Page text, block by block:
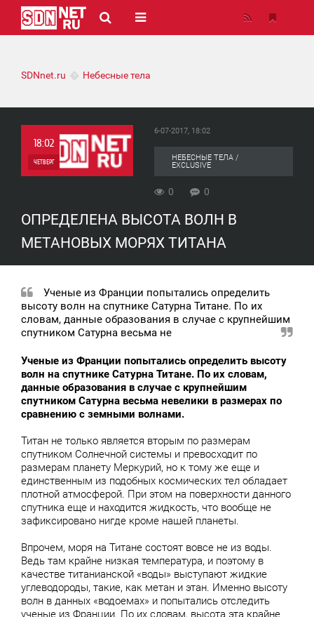
SDNnet.ru Небесные тела
18:02
ЧЕТВЕРГ
0
6-07-2017, 18:02
НЕБЕСНЫЕ ТЕЛА /
EXCLUSIVE
0 0
ОПРЕДЕЛЕНА ВЫСОТА ВОЛН В
МЕТАНОВЫХ МОРЯХ ТИТАНА
Ученые из Франции попытались определить
высоту волн на спутнике Сатурна Титане. По их
словам, данные образования в случае с крупнейшим
спутником Сатурна весьма не
Ученые из Франции попытались определить высоту
волн на спутнике Сатурна Титане. По их словам,
данные образования в случае с крупнейшим
спутником Сатурна весьма невелики в размерах по
сравнению с земными волнами.
Титан не только является вторым по размерам
спутником Солнечной системы и превосходит по
размерам планету Меркурий, но к тому же еще и
единственным из подобных космических тел обладает
плотной атмосферой. При этом на поверхности данного
спутника еще и находится жидкость, что вообще не
зафиксировано нигде кроме нашей планеты.
Впрочем, моря на Титане состоят вовсе не из воды.
Ведь там крайне низкая температура, и поэтому в
качестве титанианской «воды» выступают жидкие
углеводороды, такие, как метан и этан. Именно высоту
волн в данных «водоемах» и попытались отследить
ученые из Франции. По их словам, высота эта крайне